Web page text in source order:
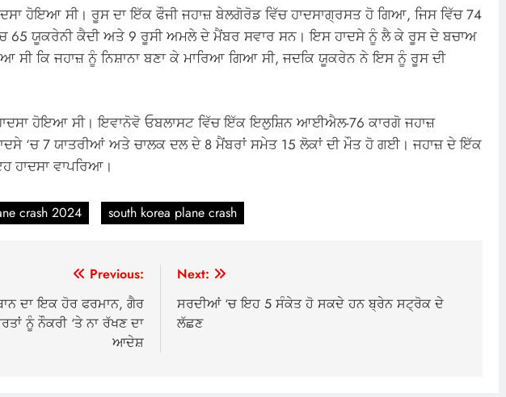
ਹੋਇਆ ਸੀ। ਰੂਸ ਦਾ ਇੱਕ ਫੌਜੀ ਜਹਾਜ਼ ਬੇਲਗੋਰੋਡ ਵਿੱਚ ਹਾਦਸਾਗ੍ਰਸਤ ਹੋ ਗਿਆ, ਜਿਸ ਵਿੱਚ 74
65 ਯੂਕਰੇਨੀ ਕੈਦੀ ਅਤੇ 9 ਰੂਸੀ ਅਮਲੇ ਦੇ ਮੈਂਬਰ ਸਵਾਰ ਸਨ। ਇਸ ਹਾਦਸੇ ਨੂੰ ਲੈ ਕੇ ਰੂਸ ਦੇ ਬਚਾਅ
ਸੀ ਕਿ ਜਹਾਜ਼ ਨੂੰ ਨਿਸ਼ਾਨਾ ਬਣਾ ਕੇ ਮਾਰਿਆ ਗਿਆ ਸੀ, ਜਦਕਿ ਯੂਕਰੇਨ ਨੇ ਇਸ ਨੂੰ ਰੂਸ ਦੀ
ਹਾਦਸਾ ਹੋਇਆ ਸੀ। ਇਵਾਨੋਵੋ ਓਬਲਾਸਟ ਵਿੱਚ ਇੱਕ ਇਲੁਸ਼ਿਨ ਆਈਐਲ-76 ਕਾਰਗੋ ਜਹਾਜ਼
‘ਚ 7 ਯਾਤਰੀਆਂ ਅਤੇ ਚਾਲਕ ਦਲ ਦੇ 8 ਮੈਂਬਰਾਂ ਸਮੇਤ 15 ਲੋਕਾਂ ਦੀ ਮੌਤ ਹੋ ਗਈ। ਜਹਾਜ਼ ਦੇ ਇੱਕ
ਵਾਪਰਿਆ।
crash 2024 south korea plane crash
Previous:
ਦਾ ਇਕ ਹੋਰ ਫਰਮਾਨ, ਗੈਰ
ਨੂੰ ਨੌਕਰੀ ‘ਤੇ ਨਾ ਰੱਖਣ ਦਾ
ਆਦੇਸ਼
Next:
ਸਰਦੀਆਂ ‘ਚ ਇਹ 5 ਸੰਕੇਤ ਹੋ ਸਕਦੇ ਹਨ ਬ੍ਰੇਨ ਸਟ੍ਰੋਕ ਦੇ
ਲੱਛਣ